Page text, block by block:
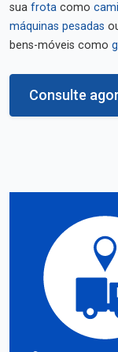
sua frota como
máquinas pesadas
bens-móveis como
Consulte